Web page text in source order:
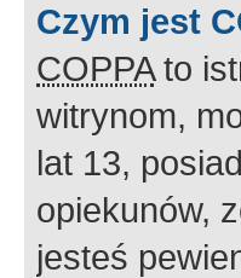
Czym jest
COPPAto
witrynom,
lat 13,
opiekunów,
jesteś